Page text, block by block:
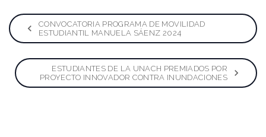
Navegación
de
entradas
CONVOCATORIA PROGRAMA DE MOVILIDAD
ESTUDIANTIL MANUELA SÁENZ 2024
ESTUDIANTES DE LA UNACH PREMIADOS POR
PROYECTO INNOVADOR CONTRA INUNDACIONES